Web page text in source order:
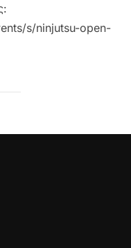
s/ninjutsu-open-